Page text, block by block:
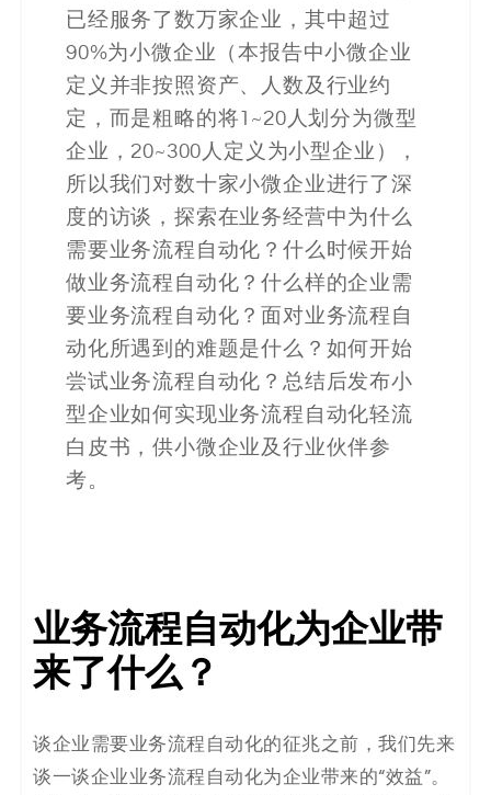
案
_
低
代
码
_
零
代
码
案
皮
书
已经服务了数万家企业，其中超过
90%为小微企业（本报告中小微企业
定义并非按照资产、人数及行业约
定，而是粗略的将1~20人划分为微型
企业，20~300人定义为小型企业），
所以我们对数十家小微企业进行了深
度的访谈，探索在业务经营中为什么
需要业务流程自动化？什么时候开始
做业务流程自动化？什么样的企业需
要业务流程自动化？面对业务流程自
动化所遇到的难题是什么？如何开始
尝试业务流程自动化？总结后发布小
型企业如何实现业务流程自动化轻流
白皮书，供小微企业及行业伙伴参
考。
业务流程自动化为企业带
来了什么？
谈企业需要业务流程自动化的征兆之前，我们先来
谈一谈企业业务流程自动化为企业带来的“效益”。